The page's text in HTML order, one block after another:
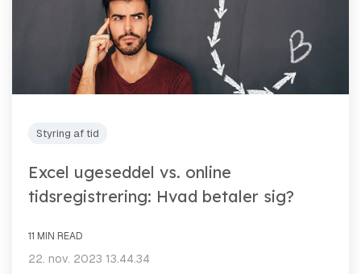
Styring af tid
Excel ugeseddel vs. online
tidsregistrering: Hvad betaler sig?
11 MIN READ
22. nov. 2023 13.44.34